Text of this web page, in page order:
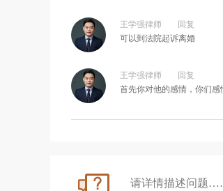
王学强律师
回复
可以到法院起诉离婚
王学强律师
回复
首先你对他的感情，你们感